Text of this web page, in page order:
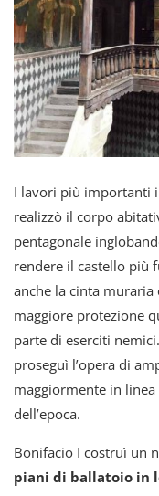
I lavori più importanti
realizzò il corpo
pentagonale
rendere il castello più
anche la cinta
maggiore protezione
parte di eserciti
proseguì l’opera di
maggiormente in
dell’epoca.
Bonifacio I costruì un
piani di ballatoio in